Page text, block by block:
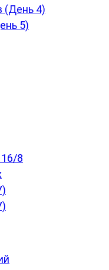
(День 4)
5)
8